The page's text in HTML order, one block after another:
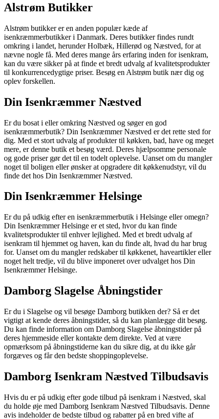
Alstrøm Butikker
Alstrøm butikker er en anden populær kæde af
isenkræmmerbutikker i Danmark. Deres butikker findes rundt
omkring i landet, herunder Holbæk, Hillerød og Næstved, for at
nævne nogle få. Med deres mange års erfaring inden for isenkram,
kan du være sikker på at finde et bredt udvalg af kvalitetsprodukter
til konkurrencedygtige priser. Besøg en Alstrøm butik nær dig og
oplev forskellen.
Din Isenkræmmer Næstved
Er du bosat i eller omkring Næstved og søger en god
isenkræmmerbutik? Din Isenkræmmer Næstved er det rette sted for
dig. Med et stort udvalg af produkter til køkken, bad, have og meget
mere, er denne butik et besøg værd. Deres hjælpsomme personale
og gode priser gør det til en todelt oplevelse. Uanset om du mangler
noget til boligen eller ønsker at opgradere dit køkkenudstyr, vil du
finde det hos Din Isenkræmmer Næstved.
Din Isenkræmmer Helsinge
Er du på udkig efter en isenkræmmerbutik i Helsinge eller omegn?
Din Isenkræmmer Helsinge er et sted, hvor du kan finde
kvalitetsprodukter til enhver lejlighed. Med et bredt udvalg af
isenkram til hjemmet og haven, kan du finde alt, hvad du har brug
for. Uanset om du mangler redskaber til køkkenet, haveartikler eller
noget helt tredje, vil du blive imponeret over udvalget hos Din
Isenkræmmer Helsinge.
Damborg Slagelse Åbningstider
Er du i Slagelse og vil besøge Damborg butikken der? Så er det
vigtigt at kende deres åbningstider, så du kan planlægge dit besøg.
Du kan finde information om Damborg Slagelse åbningstider på
deres hjemmeside eller kontakte dem direkte. Ved at være
opmærksom på åbningstiderne kan du sikre dig, at du ikke går
forgæves og får den bedste shoppingoplevelse.
Damborg Isenkram Næstved Tilbudsavis
Hvis du er på udkig efter gode tilbud på isenkram i Næstved, skal
du holde øje med Damborg Isenkram Næstved Tilbudsavis. Denne
avis indeholder de bedste tilbud og rabatter på en bred vifte af